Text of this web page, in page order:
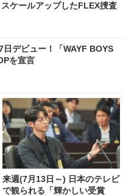
ケールアップしたFLEX捜査
日デビュー！「WAYF BOYS
を宣言
来週(7月13日～) 日本のテレビ
で観られる「輝かしい受賞